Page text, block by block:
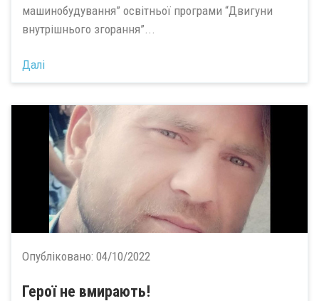
машинобудування” освітньої програми “Двигуни
внутрішнього згорання”...
Далі
Опубліковано: 04/10/2022
Герої не вмирають!